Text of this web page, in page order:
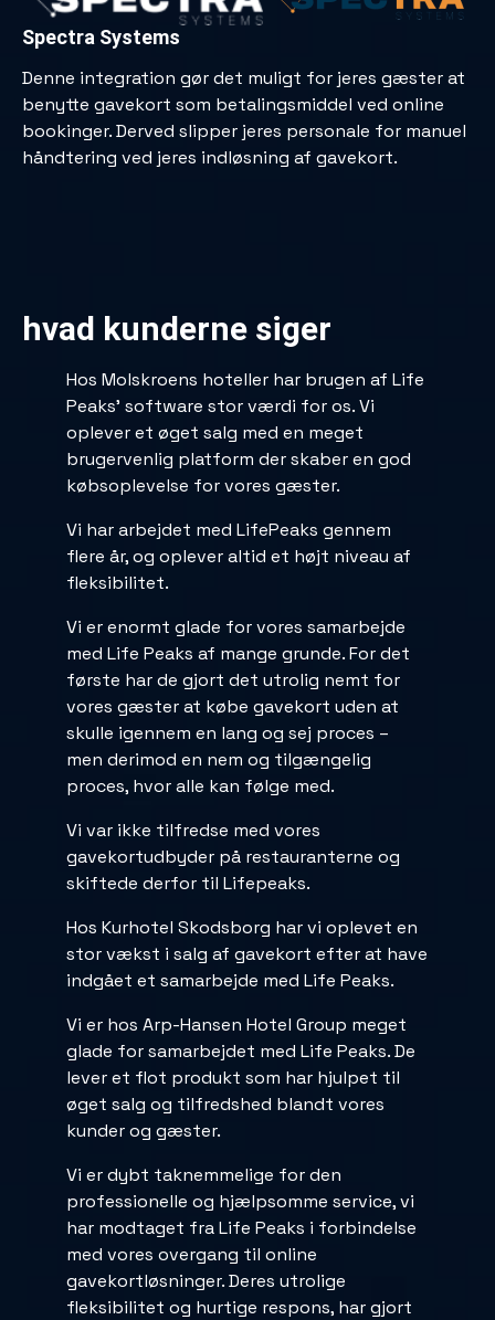
Spectra Systems
Denne integration gør det muligt for jeres gæster at
benytte gavekort som betalingsmiddel ved online
bookinger. Derved slipper jeres personale for manuel
håndtering ved jeres indløsning af gavekort.
hvad kunderne siger
Hos Molskroens hoteller har brugen af Life
Peaks’ software stor værdi for os. Vi
oplever et øget salg med en meget
brugervenlig platform der skaber en god
købsoplevelse for vores gæster.
Vi har arbejdet med LifePeaks gennem
flere år, og oplever altid et højt niveau af
fleksibilitet.
Vi er enormt glade for vores samarbejde
med Life Peaks af mange grunde. For det
første har de gjort det utrolig nemt for
vores gæster at købe gavekort uden at
skulle igennem en lang og sej proces –
men derimod en nem og tilgængelig
proces, hvor alle kan følge med.
Vi var ikke tilfredse med vores
gavekortudbyder på restauranterne og
skiftede derfor til Lifepeaks.
Hos Kurhotel Skodsborg har vi oplevet en
stor vækst i salg af gavekort efter at have
indgået et samarbejde med Life Peaks.
Vi er hos Arp-Hansen Hotel Group meget
glade for samarbejdet med Life Peaks. De
lever et flot produkt som har hjulpet til
øget salg og tilfredshed blandt vores
kunder og gæster.
Vi er dybt taknemmelige for den
professionelle og hjælpsomme service, vi
har modtaget fra Life Peaks i forbindelse
med vores overgang til online
gavekortløsninger. Deres utrolige
fleksibilitet og hurtige respons, har gjort